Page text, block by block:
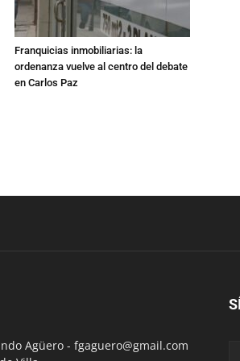
Franquicias inmobiliarias: la
ordenanza vuelve al centro del debate
en Carlos Paz
Agüero - fgaguero@gmail.com